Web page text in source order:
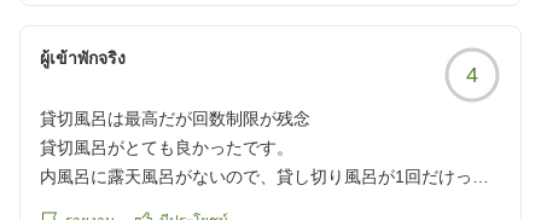
ผู้เข้าพักจริง
4
貸切風呂は最高だが回数制限が残念
貸切風呂がとても良かったです。
内風呂に露天風呂がないので、貸し切り風呂が1回だけって